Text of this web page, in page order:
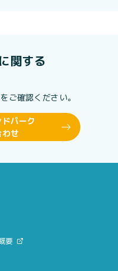
関する
をご確認ください。
パーク
せ
要